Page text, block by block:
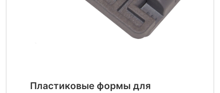
Пластиковые формы для